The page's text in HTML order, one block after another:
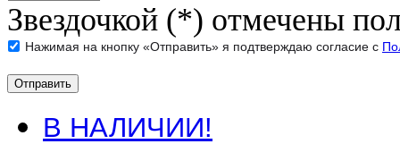
Звездочкой (*) отмечены
Нажимая на кнопку «Отправить» я подтверждаю согласие с
В НАЛИЧИИ!